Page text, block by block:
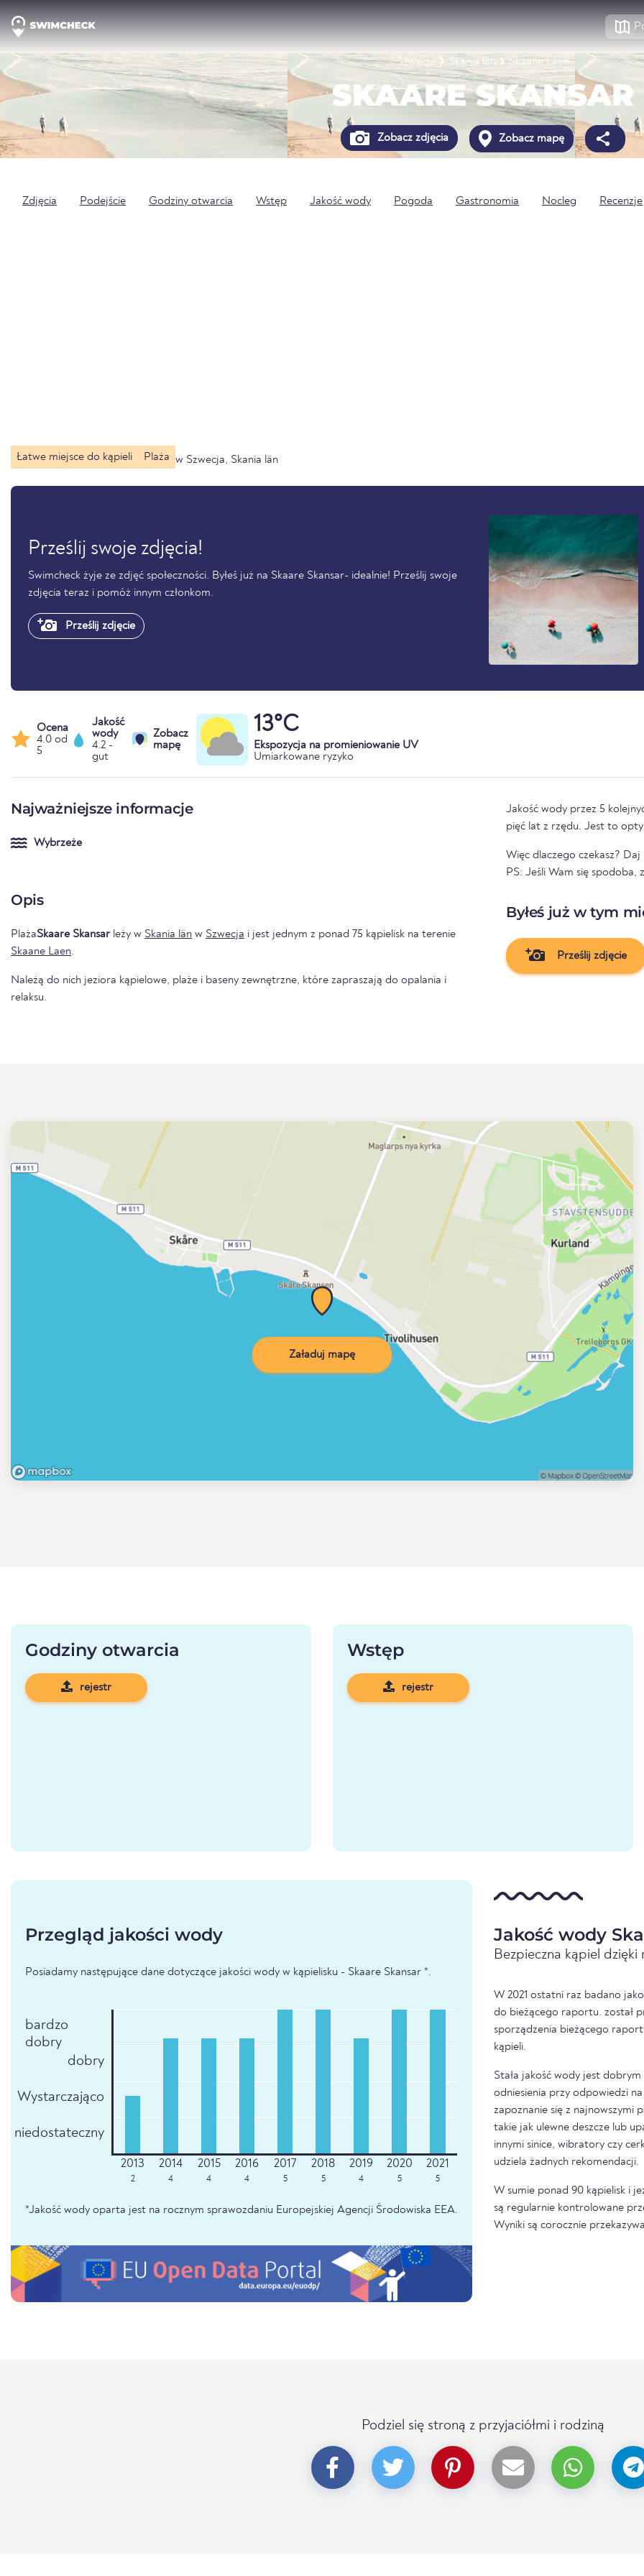
Szwecja Skania län Skaane Laen
SKAARE SKANSAR
Zobacz zdjęcia Zobacz mapę
Zdjęcia Podejście Godziny otwarcia Wstęp Jakość wody Pogoda Gastronomia Nocleg Recenzje
Łatwe miejsce do kąpieli Plaża w Szwecja, Skania län
Prześlij swoje zdjęcia!
Swimcheck żyje ze zdjęć społeczności. Byłeś już na Skaare Skansar- idealnie! Prześlij swoje
zdjęcia teraz i pomóż innym członkom.
Prześlij zdjęcie
Ocena
4.0 od
5
Jakość
wody
4.2 -
gut
Zobacz
mapę
13°C
Ekspozycja na promieniowanie UV
Umiarkowane ryzyko
Najważniejsze informacje
Wybrzeże
Opis
PlażaSkaare Skansar leży w Skania län w Szwecja i jest jednym z ponad 75 kąpielisk na terenie
Skaane Laen.
Należą do nich jeziora kąpielowe, plaże i baseny zewnętrzne, które zapraszają do opalania i
relaksu.
Jakość wody przez 5
pięć lat z rzędu. Jest to
Więc dlaczego czekasz? Daj
PS: Jeśli Wam się spodoba,
Byłeś już w tym
Prześlij zdjęcie
Załaduj mapę
Godziny otwarcia
rejestr
Wstęp
rejestr
Przegląd jakości wody
Posiadamy następujące dane dotyczące jakości wody w kąpielisku - Skaare Skansar *.
bardzo
dobry
dobry
Wystarczająco
niedostateczny
2 4 4 4 5 5 4 5 5
*Jakość wody oparta jest na rocznym sprawozdaniu Europejskiej Agencji Środowiska EEA.
Jakość wody
Bezpieczna kąpiel
W 2021 ostatni raz badano
do bieżącego raportu. został
sporządzenia bieżącego
kąpieli.
Stała jakość wody jest
odniesienia przy odpowiedzi
zapoznanie się z najnowszymi
takie jak ulewne deszcze lub
innymi sinice, wibratory czy
udziela żadnych rekomendacji.
W sumie ponad 90 kąpielisk i
są regularnie kontrolowane
Wyniki są corocznie
Podziel się stroną z przyjaciółmi i rodziną